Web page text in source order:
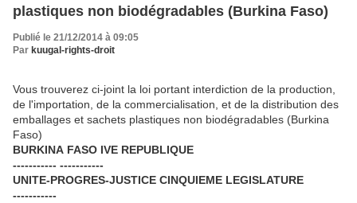
plastiques non biodégradables (Burkina Faso)
Publié le 21/12/2014 à 09:05
Par kuugal-rights-droit
Vous trouverez ci-joint la loi portant interdiction de la production,
de l'importation, de la commercialisation, et de la distribution des
emballages et sachets plastiques non biodégradables (Burkina
Faso)
BURKINA FASO IVE REPUBLIQUE
----------- -----------
UNITE-PROGRES-JUSTICE CINQUIEME LEGISLATURE
-----------